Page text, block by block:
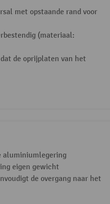
met opstaande rand voor
(materiaal:
de oprijplaten van het
aluminiumlegering
eigen gewicht
de overgang naar het